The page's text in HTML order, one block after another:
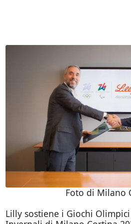
Foto di Milano
Lilly sostiene i Giochi